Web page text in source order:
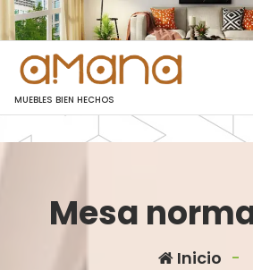
Saltar
al
contenido
MUEBLES BIEN HECHOS
Mesa
Inicio -